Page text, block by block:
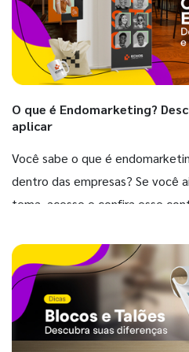
O que é Endomarketing?
aplicar
Você sabe o que é
dentro das empresas? Se você
tema, acesse e confira esse